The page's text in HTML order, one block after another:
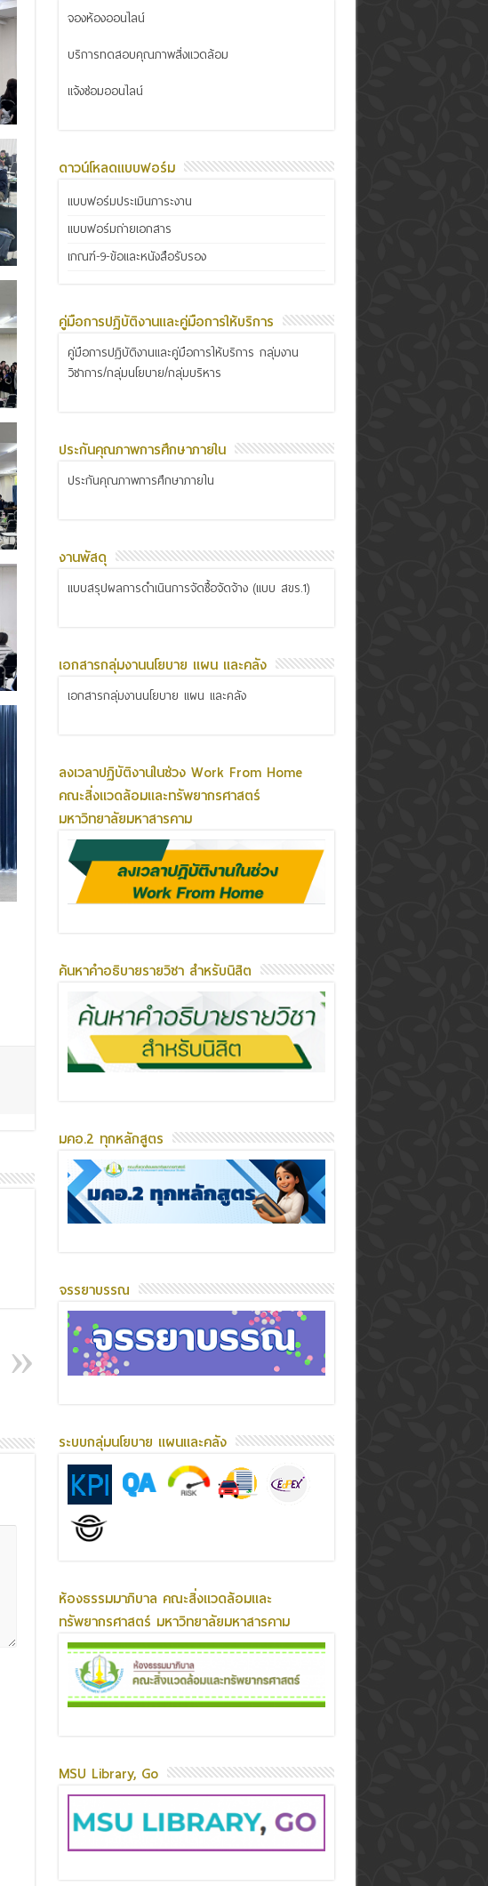
จองห้องออนไลน์
บริการทดสอบคุณภาพสิ่งแวดล้อม
แจ้งซ่อมออนไลน์
ดาวน์โหลดแบบฟอร์ม
แบบฟอร์มประเมินภาระงาน
แบบฟอร์มถ่ายเอกสาร
เกณฑ์-9-ข้อและหนังสือรับรอง
คู่มือการปฏิบัติงานและคู่มือการให้บริการ
คู่มือการปฏิบัติงานและคู่มือการให้บริการ กลุ่มงาน
วิชาการ/กลุ่มนโยบาย/กลุ่มบริหาร
ประกันคุณภาพการศึกษาภายใน
ประกันคุณภาพการศึกษาภายใน
งานพัสดุ
แบบสรุปผลการดำเนินการจัดซื้อจัดจ้าง (แบบ สขร.1)
เอกสารกลุ่มงานนโยบาย แผน และคลัง
เอกสารกลุ่มงานนโยบาย แผน และคลัง
ลงเวลาปฏิบัติงานในช่วง Work From Home
คณะสิ่งแวดล้อมและทรัพยากรศาสตร์
มหาวิทยาลัยมหาสารคาม
ค้นหาคำอธิบายรายวิชา สำหรับนิสิต
มคอ.2 ทุกหลักสูตร
จรรยาบรรณ
ระบบกลุ่มนโยบาย แผนและคลัง
ห้องธรรมมาภิบาล คณะสิ่งแวดล้อมและ
ทรัพยากรศาสตร์ มหาวิทยาลัยมหาสารคาม
MSU Library, Go